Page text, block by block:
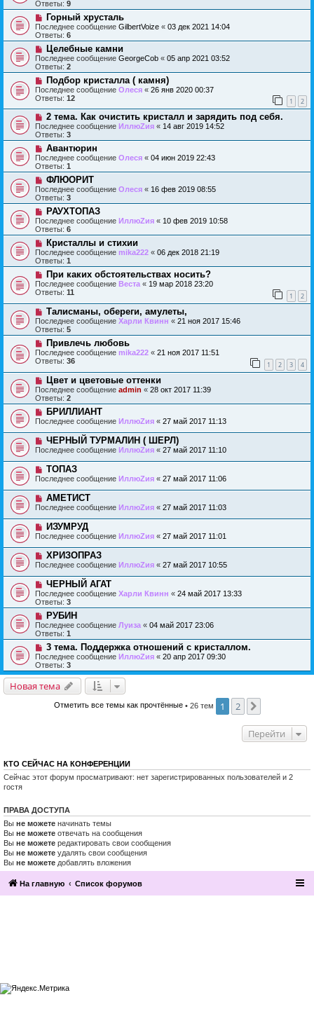
Ответы: 9
Горный хрусталь
Последнее сообщение GilbertVoize « 03 дек 2021 14:04
Ответы: 6
Целебные камни
Последнее сообщение GeorgeCob « 05 апр 2021 03:52
Ответы: 2
Подбор кристалла ( камня)
Последнее сообщение Олеся « 26 янв 2020 00:37
Ответы: 12 1 2
2 тема. Как очистить кристалл и зарядить под себя.
Последнее сообщение ИллюZия « 14 авг 2019 14:52
Ответы: 3
Авантюрин
Последнее сообщение Олеся « 04 июн 2019 22:43
Ответы: 1
ФЛЮОРИТ
Последнее сообщение Олеся « 16 фев 2019 08:55
Ответы: 3
РАУХТОПАЗ
Последнее сообщение ИллюZия « 10 фев 2019 10:58
Ответы: 6
Кристаллы и стихии
Последнее сообщение mika222 « 06 дек 2018 21:19
Ответы: 1
При каких обстоятельствах носить?
Последнее сообщение Веста « 19 мар 2018 23:20
Ответы: 11 1 2
Талисманы, обереги, амулеты,
Последнее сообщение Харли Квинн « 21 ноя 2017 15:46
Ответы: 5
Привлечь любовь
Последнее сообщение mika222 « 21 ноя 2017 11:51
Ответы: 36 1 2 3 4
Цвет и цветовые оттенки
Последнее сообщение admin « 28 окт 2017 11:39
Ответы: 2
БРИЛЛИАНТ
Последнее сообщение ИллюZия « 27 май 2017 11:13
ЧЕРНЫЙ ТУРМАЛИН ( ШЕРЛ)
Последнее сообщение ИллюZия « 27 май 2017 11:10
ТОПАЗ
Последнее сообщение ИллюZия « 27 май 2017 11:06
АМЕТИСТ
Последнее сообщение ИллюZия « 27 май 2017 11:03
ИЗУМРУД
Последнее сообщение ИллюZия « 27 май 2017 11:01
ХРИЗОПРАЗ
Последнее сообщение ИллюZия « 27 май 2017 10:55
ЧЕРНЫЙ АГАТ
Последнее сообщение Харли Квинн « 24 май 2017 13:33
Ответы: 3
РУБИН
Последнее сообщение Луиза « 04 май 2017 23:06
Ответы: 1
3 тема. Поддержка отношений с кристаллом.
Последнее сообщение ИллюZия « 20 апр 2017 09:30
Ответы: 3
Новая тема
Отметить все темы как прочтённые• 26 тем 1 2
Перейти
КТО СЕЙЧАС НА КОНФЕРЕНЦИИ
Сейчас этот форум просматривают: нет зарегистрированных пользователей и 2
гостя
ПРАВА ДОСТУПА
Вы не можете начинать темы
Вы не можете отвечать на сообщения
Вы не можете редактировать свои сообщения
Вы не можете удалять свои сообщения
Вы не можете добавлять вложения
На главную Список форумов